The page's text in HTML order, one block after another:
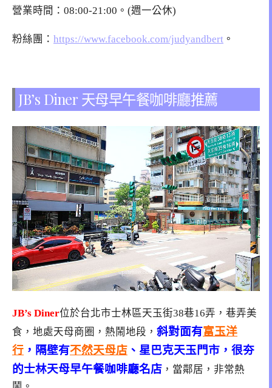
營業時間：08:00-21:00。(週一公休)
粉絲團： https://www.facebook.com/judyandbert 。
JB’s Diner 天母早午餐咖啡廳推薦
JB’s Diner位於台北市士林區天玉街38巷16弄，巷弄美
食，地處天母商圈，熱鬧地段， 斜對面有富玉洋
行 ，隔壁有不然天母店 、星巴克天玉門市，很夯
的士林天母早午餐咖啡廳名店 ，當鄰居，非常熱